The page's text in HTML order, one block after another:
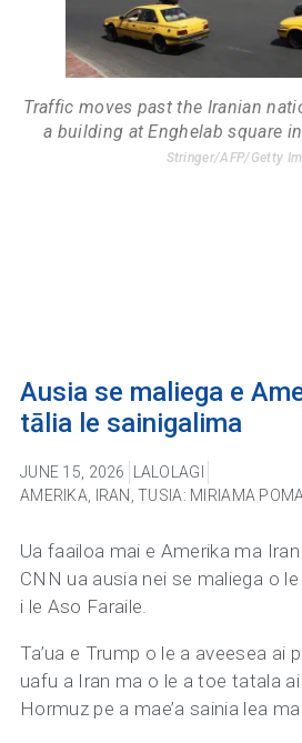
Traffic moves past the Iranian
a building at Enghelab square
Stringer/AFP/Getty
Ausia se maliega e
tālia le sainigalima
JUNE 15, 2026
LALOLAGI
AMERIKA
IRAN ,TUSIA: MIRIAMA
Ua faailoa mai e Amerika ma
CNN ua ausia nei se maliega o
i le Aso Faraile.
Ta’ua e Trump o le a aveesea ai
uafu a Iran ma o le a toe tatala
Hormuz pe a mae’a sainia lea